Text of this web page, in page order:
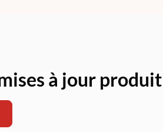
à jour produit